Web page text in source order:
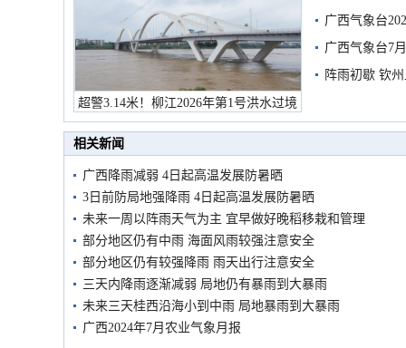
超警3.14米！柳江2026年第1号洪水过境
市民在堤岸见证汛况
广西气象台
预警
广西气象台7
阵雨初歇 钦
相关新闻
广西降雨减弱 4日起高温发展防暑晒
3日前防局地强降雨 4日起高温发展防暑晒
未来一周以阵雨天气为主 宜早做好晚稻移栽和管理
部分地区仍有中雨 海面风雨较强注意安全
部分地区仍有较强降雨 雨天出行注意安全
三天内降雨逐渐减弱 局地仍有暴雨到大暴雨
未来三天桂西沿海小到中雨 局地暴雨到大暴雨
广西2024年7月农业气象月报